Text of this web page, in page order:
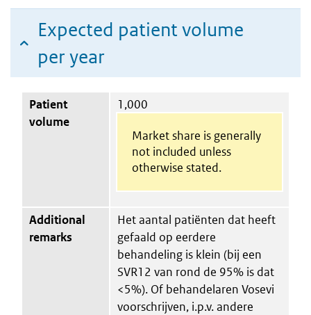
Expected patient volume
per year
Patient
volume
1,000
Market share is generally
not included unless
otherwise stated.
Additional
remarks
Het aantal patiënten dat heeft
gefaald op eerdere
behandeling is klein (bij een
SVR12 van rond de 95% is dat
<5%). Of behandelaren Vosevi
voorschrijven, i.p.v. andere